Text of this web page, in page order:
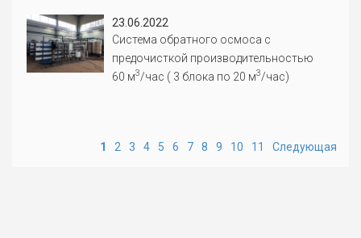
23.06.2022
Система обратного осмоса с
предочисткой производительностью
60 м3/час ( 3 блока по 20 м3/час)
1 2 3 4 5 6 7 8 9 10 11 Следующая